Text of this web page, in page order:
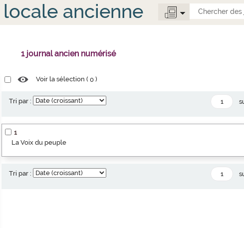
locale ancienne
1 journal ancien numérisé
Voir la sélection (0 )
Tri par :
1
La Voix du peuple
Tri par :